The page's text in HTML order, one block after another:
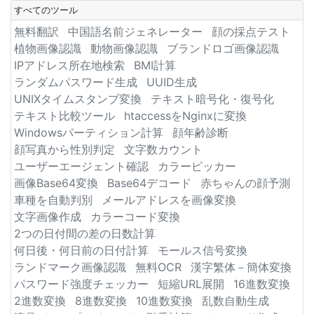
すべてのツール
無料翻訳 中国語名前ジェネレーター
顔の採点テスト
植物画像認識
動物画像認識
ブランドロゴ画像認識
IPアドレス所在地検索
BMI計算
ランダムパスワード生成
UUID生成
UNIXタイムスタンプ変換
テキスト暗号化・復号化
テキスト比較ツール
htaccessをNginxに変換
Windowsパーティション計算
顔年齢診断
顔写真から性別判定
文字数カウント
ユーザーエージェント確認
カラーピッカー
画像Base64変換
Base64デコード
赤ちゃんの顔予測
車種を自動判別
メールアドレスを画像変換
文字画像作成
カラーコード変換
2つの日付間の差の日数計算
何日後・何日前の日付計算
モールス信号変換
ランドマーク画像認識
無料OCR
漢字繁体－簡体変換
パスワード強度チェッカー
短縮URL展開
16進数変換
2進数変換
8進数変換 10進数変換
乱数自動生成